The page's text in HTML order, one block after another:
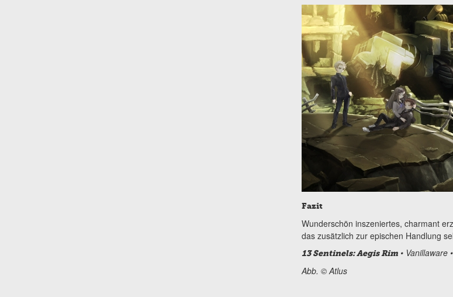
Fazit
Wunderschön inszeniertes, charmant
das zusätzlich zur epischen Handlung
13 Sentinels: Aegis Rim• Vanillaware
Abb. © Atlus